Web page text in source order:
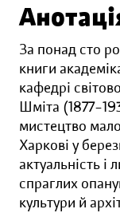
За понад сто
книги
кафедрі
Шміта
мистецтво
Харкові у
актуальність і
спраглих
культури й